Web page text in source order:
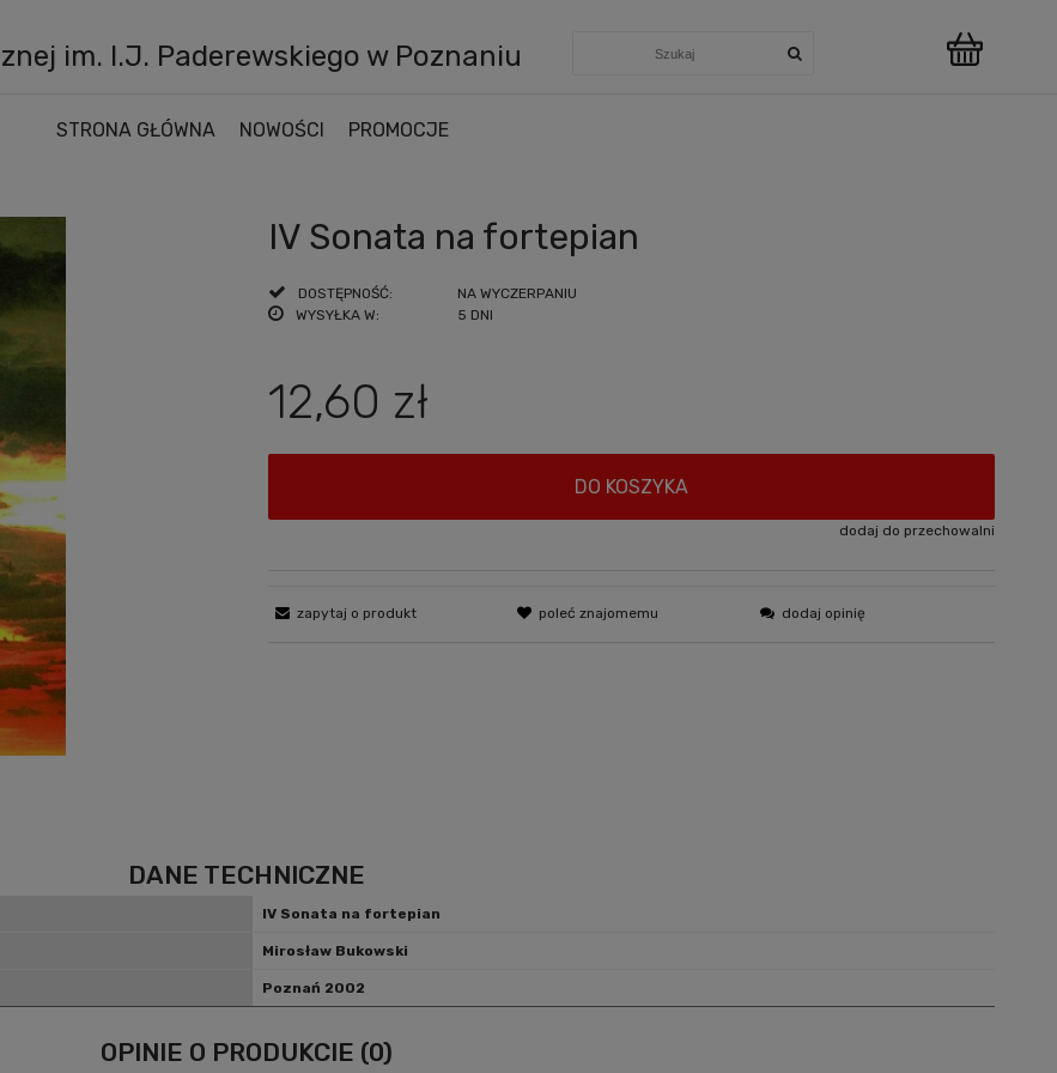
im. I.J. Paderewskiego w Poznaniu
STRONA GŁÓWNA NOWOŚCI PROMOCJE
IV Sonata na fortepian
DOSTĘPNOŚĆ:
NA WYCZERPANIU
WYSYŁKA W:
5 DNI
12,60 zł
DO KOSZYKA
dodaj do przechowalni
zapytaj o produkt poleć znajomemu dodaj opinię
DANE TECHNICZNE
IV Sonata na fortepian
Mirosław Bukowski
Poznań 2002
OPINIE O PRODUKCIE (0)